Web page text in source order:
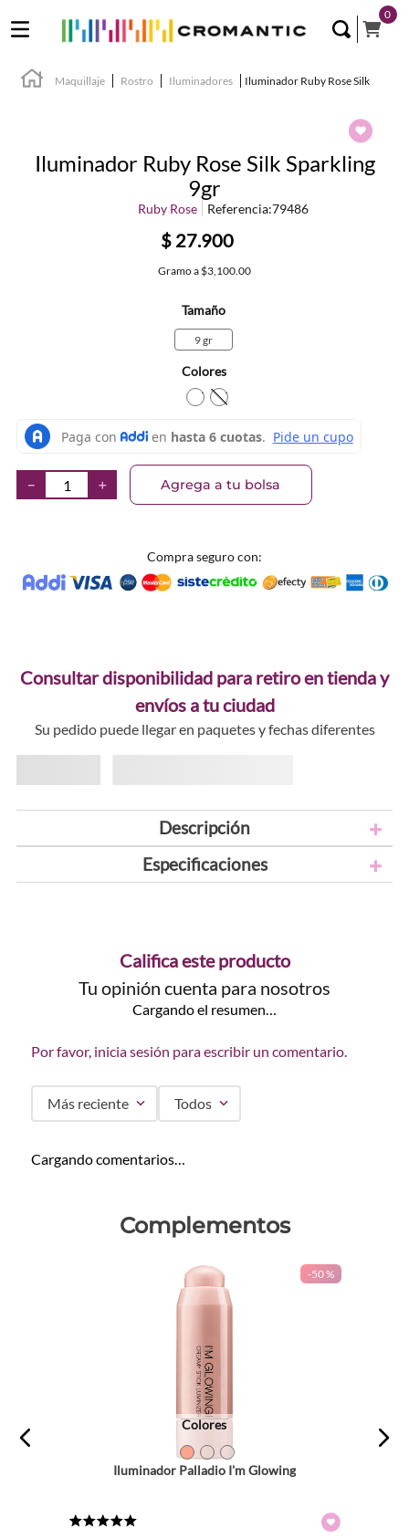
0
Maquillaje Rostro Iluminadores Iluminador Ruby Rose Silk
Iluminador Ruby Rose Silk Sparkling
9gr
Ruby Rose Referencia:79486
$ 27.900
Gramoa $3,100.00
Tamaño
9 gr
Colores
TEXTURA_7900083009507
TEXTURA_7900083009484
＋
－ Agrega a tu bolsa
Compra seguro con:
Consultar disponibilidad para retiro en tienda y
envíos a tu ciudad
Su pedido puede llegar en paquetes y fechas diferentes
Descripción
Especificaciones
Califica este producto
Tu opinión cuenta para nosotros
Cargando el resumen…
Por favor, inicia sesión para escribir un comentario.
Más reciente Todos
Cargando comentarios…
Complementos
-50 %
Colores
Iluminador Palladio I'm Glowing